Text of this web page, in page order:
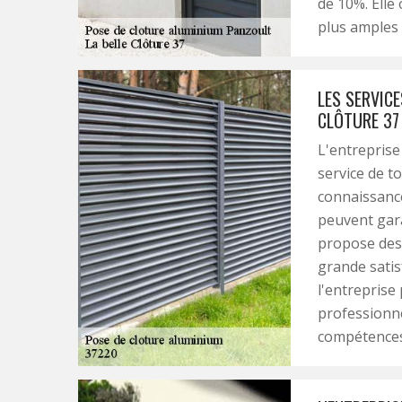
plus
LES
CLÔTURE 37
service de
peuvent
propose
grande
l'entreprise